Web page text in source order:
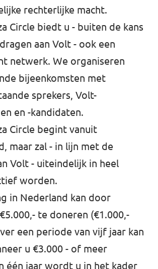
rechterlijke macht.
Circle biedt u - buiten de kans
aan Volt - ook een
netwerk. We organiseren
bijeenkomsten met
sprekers, Volt-
en -kandidaten.
Circle begint vanuit
maar zal - in lijn met de
Volt - uiteindelijk in heel
worden.
in Nederland kan door
te doneren (€1.000,-
een periode van vijf jaar kan
u €3.000 - of meer
één jaar wordt u in het kader